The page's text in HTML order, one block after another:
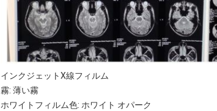
インクジェットX線フィルム
霧: 薄い霧
ホワイトフィルム色: ホワイト オパーク